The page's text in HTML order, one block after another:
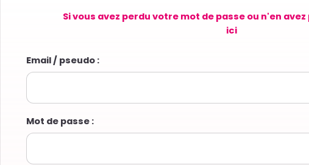
Si vous avez perdu votre mot de passe ou n'en
ici
Email / pseudo :
Mot de passe :